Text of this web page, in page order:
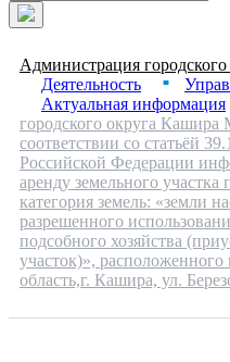
Администрация
Деятельность ■
Актуальная информация
городского округа Кашира
соответствии со статьёй
Российской Федерации
аренду земельного
категория земель: «земли
разрешенного
подсобного хозяйства
участок)»,
область,г. Кашира, ул.